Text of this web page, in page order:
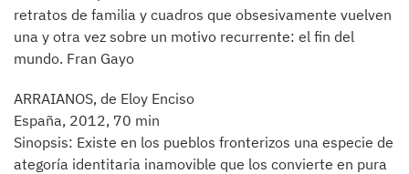
retratos de familia y cuadros que obsesivamente vuelven
una y otra vez sobre un motivo recurrente: el fin del
mundo. Fran Gayo
ARRAIANOS, de Eloy Enciso
España, 2012, 70 min
Sinopsis: Existe en los pueblos fronterizos una especie de
ategoría identitaria inamovible que los convierte en pura